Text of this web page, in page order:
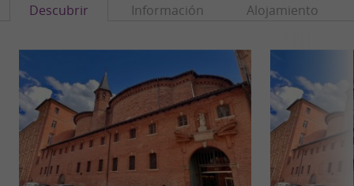
Descubrir Información Alojamiento